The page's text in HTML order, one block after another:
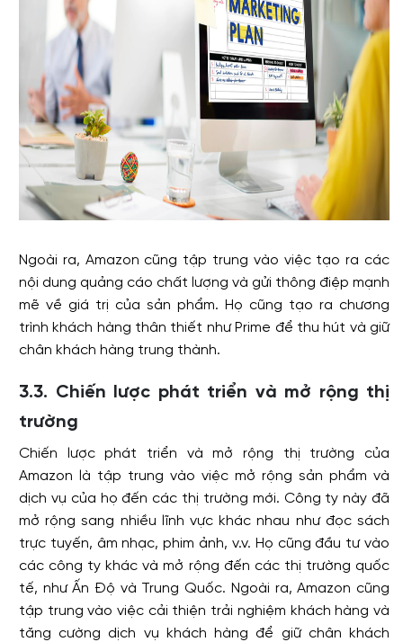
Ngoài ra, Amazon cũng tập trung vào việc tạo ra các
nội dung quảng cáo chất lượng và gửi thông điệp mạnh
mẽ về giá trị của sản phẩm. Họ cũng tạo ra chương
trình khách hàng thân thiết như Prime để thu hút và giữ
chân khách hàng trung thành.
3.3. Chiến lược phát triển và mở rộng thị
trường
Chiến lược phát triển và mở rộng thị trường của
Amazon là tập trung vào việc mở rộng sản phẩm và
dịch vụ của họ đến các thị trường mới. Công ty này đã
mở rộng sang nhiều lĩnh vực khác nhau như đọc sách
trực tuyến, âm nhạc, phim ảnh, v.v. Họ cũng đầu tư vào
các công ty khác và mở rộng đến các thị trường quốc
tế, như Ấn Độ và Trung Quốc. Ngoài ra, Amazon cũng
tập trung vào việc cải thiện trải nghiệm khách hàng và
tăng cường dịch vụ khách hàng để giữ chân khách